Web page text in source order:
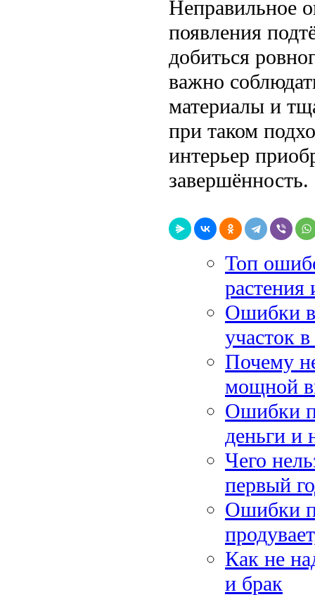
Неправильное
появления
добиться
важно
материалы и
при таком
интерьер
завершённость.
Топ
растения
Ошибки в
участок
Почему
мощной
Ошибки
деньги и
Чего
первый
Ошибки
Как не
и брак